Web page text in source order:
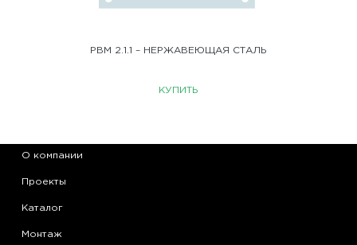
РВМ 2.1.1 – НЕРЖАВЕЮЩАЯ СТАЛЬ
КУПИТЬ
О компании
Проекты
Каталог
Монтаж